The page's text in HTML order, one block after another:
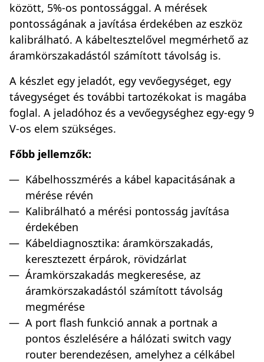
között, 5%-os pontossággal. A mérések
pontosságának a javítása érdekében az eszköz
kalibrálható. A kábeltesztelővel megmérhető az
áramkörszakadástól számított távolság is.
A készlet egy jeladót, egy vevőegységet, egy
távegységet és további tartozékokat is magába
foglal. A jeladóhoz és a vevőegységhez egy-egy 9
V-os elem szükséges.
Főbb jellemzők:
Kábelhosszmérés a kábel kapacitásának a
mérése révén
Kalibrálható a mérési pontosság javítása
érdekében
Kábeldiagnosztika: áramkörszakadás,
keresztezett érpárok, rövidzárlat
Áramkörszakadás megkeresése, az
áramkörszakadástól számított távolság
megmérése
A port flash funkció annak a portnak a
pontos észlelésére a hálózati switch vagy
router berendezésen, amelyhez a célkábel